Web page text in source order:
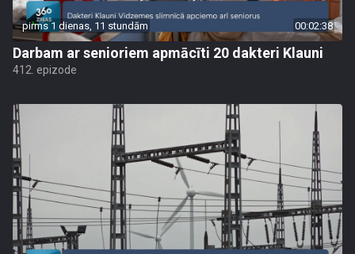
pirms 1 dienas, 11 stundām 00:02:38
Darbam ar senioriem apmācīti 20 dakteri Klauni
412. epizode